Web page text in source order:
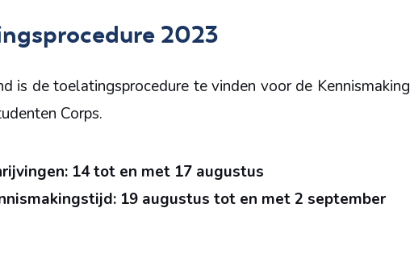
2023
is de toelatingsprocedure te vinden voor de
Corps.
14 tot en met 17 augustus
19 augustus tot en met 2 september